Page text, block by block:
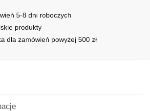
5-8 dni roboczych
produkty
dla zamówień powyżej 500 zł